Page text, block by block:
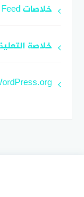
خلاصات Feed الإدخالات
خلاصة